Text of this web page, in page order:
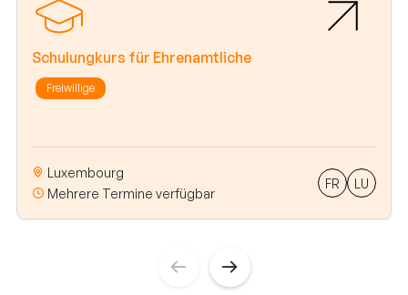
Schulungkurs für Ehrenamtliche
Freiwillige
Luxembourg
Mehrere Termine verfügbar
FR LU